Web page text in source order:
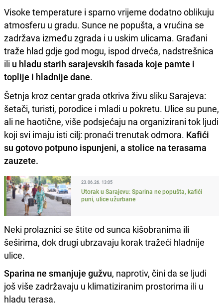
Visoke temperature i sparno vrijeme dodatno oblikuju
atmosferu u gradu. Sunce ne popušta, a vrućina se
zadržava između zgrada i u uskim ulicama. Građani
traže hlad gdje god mogu, ispod drveća, nadstrešnica
ili u hladu starih sarajevskih fasada koje pamte i
toplije i hladnije dane.
Šetnja kroz centar grada otkriva živu sliku Sarajeva:
šetači, turisti, porodice i mladi u pokretu. Ulice su pune,
ali ne haotične, više podsjećaju na organizirani tok ljudi
koji svi imaju isti cilj: pronaći trenutak odmora. Kafići
su gotovo potpuno ispunjeni, a stolice na terasama
zauzete.
23.06.26. 13:05
Utorak u Sarajevu: Sparina ne popušta, kafići
puni, ulice užurbane
Neki prolaznici se štite od sunca kišobranima ili
šeširima, dok drugi ubrzavaju korak tražeći hladnije
ulice.
Sparina ne smanjuje gužvu, naprotiv, čini da se ljudi
još više zadržavaju u klimatiziranim prostorima ili u
hladu terasa.